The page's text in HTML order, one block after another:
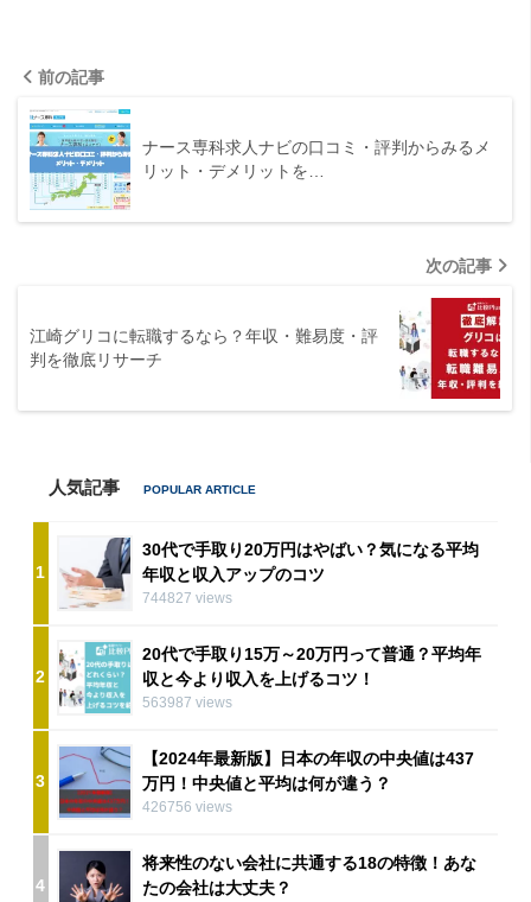
前の記事
ナース専科求人ナビの口コミ・評判からみるメ
リット・デメリットを…
次の記事
江崎グリコに転職するなら？年収・難易度・評
判を徹底リサーチ
人気記事
1
30代で手取り20万円はやばい？気になる平均
年収と収入アップのコツ
744827 views
2
20代で手取り15万～20万円って普通？平均年
収と今より収入を上げるコツ！
563987 views
3
【2024年最新版】日本の年収の中央値は437
万円！中央値と平均は何が違う？
426756 views
4
将来性のない会社に共通する18の特徴！あな
たの会社は大丈夫？